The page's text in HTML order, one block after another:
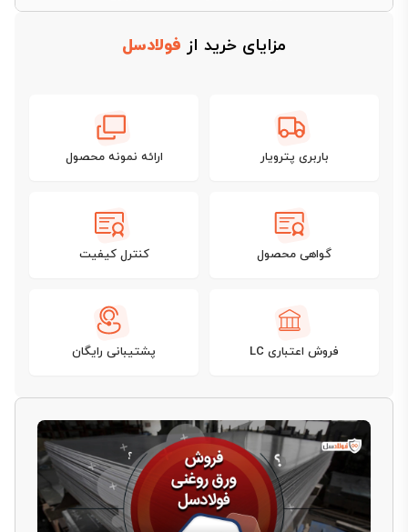
مزایای خرید از فولادسل
باربری پترویار ارائه نمونه محصول
گواهی محصول کنترل کیفیت
فروش اعتباری LC پشتیبانی رایگان